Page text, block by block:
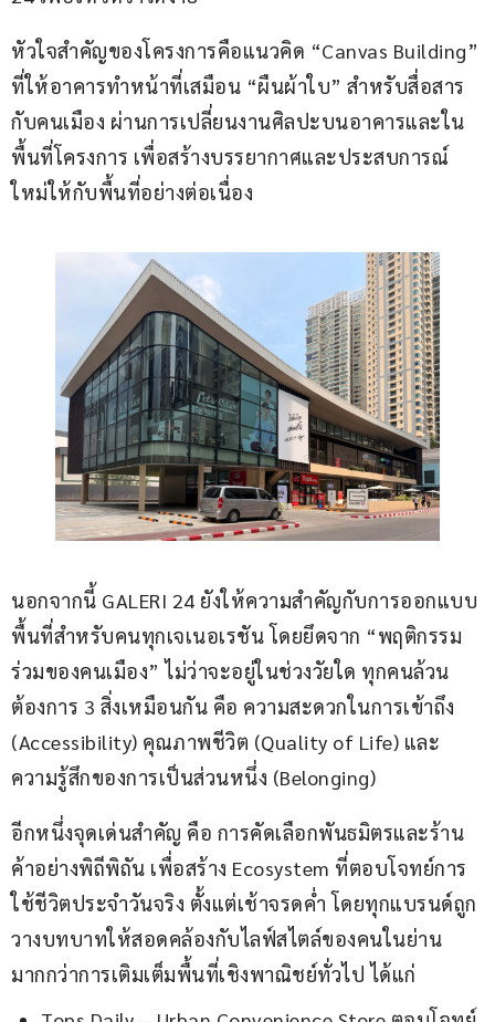
หัวใจสำคัญของโครงการคือแนวคิด “Canvas Building”
ที่ให้อาคารทำหน้าที่เสมือน “ผืนผ้าใบ” สำหรับสื่อสาร
กับคนเมือง ผ่านการเปลี่ยนงานศิลปะบนอาคารและใน
พื้นที่โครงการ เพื่อสร้างบรรยากาศและประสบการณ์
ใหม่ให้กับพื้นที่อย่างต่อเนื่อง
นอกจากนี้ GALERI 24 ยังให้ความสำคัญกับการออกแบบ
พื้นที่สำหรับคนทุกเจเนอเรชัน โดยยึดจาก “พฤติกรรม
ร่วมของคนเมือง” ไม่ว่าจะอยู่ในช่วงวัยใด ทุกคนล้วน
ต้องการ 3 สิ่งเหมือนกัน คือ ความสะดวกในการเข้าถึง
(Accessibility) คุณภาพชีวิต (Quality of Life) และ
ความรู้สึกของการเป็นส่วนหนึ่ง (Belonging)
อีกหนึ่งจุดเด่นสำคัญ คือ การคัดเลือกพันธมิตรและร้าน
ค้าอย่างพิถีพิถัน เพื่อสร้าง Ecosystem ที่ตอบโจทย์การ
ใช้ชีวิตประจำวันจริง ตั้งแต่เช้าจรดค่ำ โดยทุกแบรนด์ถูก
วางบทบาทให้สอดคล้องกับไลฟ์สไตล์ของคนในย่าน
มากกว่าการเติมเต็มพื้นที่เชิงพาณิชย์ทั่วไป ได้แก่